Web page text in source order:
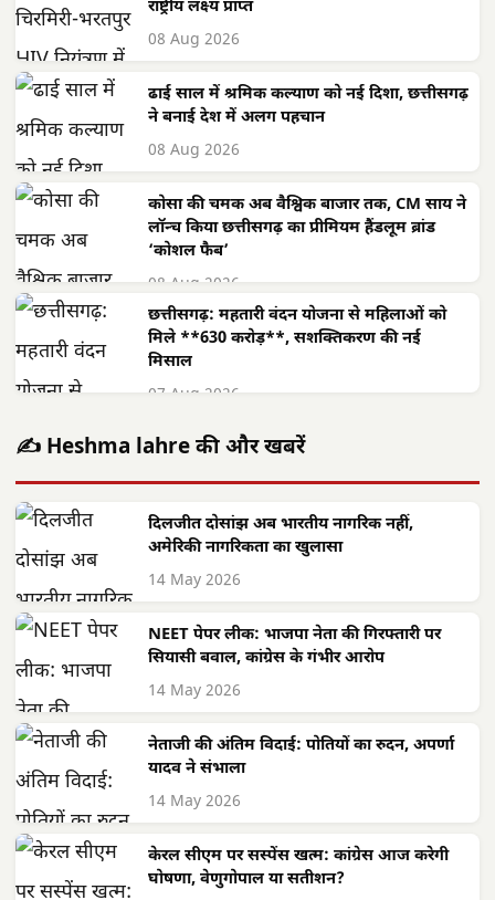
राष्ट्रीय लक्ष्य प्राप्त
08 Aug 2026
ढाई साल में श्रमिक कल्याण को नई दिशा, छत्तीसगढ़
ने बनाई देश में अलग पहचान
08 Aug 2026
कोसा की चमक अब वैश्विक बाजार तक, CM साय ने
लॉन्च किया छत्तीसगढ़ का प्रीमियम हैंडलूम ब्रांड
‘कोशल फैब’
08 Aug 2026
छत्तीसगढ़: महतारी वंदन योजना से महिलाओं को
मिले **630 करोड़**, सशक्तिकरण की नई
मिसाल
07 Aug 2026
✍️ Heshma lahre की और खबरें
दिलजीत दोसांझ अब भारतीय नागरिक नहीं,
अमेरिकी नागरिकता का खुलासा
14 May 2026
NEET पेपर लीक: भाजपा नेता की गिरफ्तारी पर
सियासी बवाल, कांग्रेस के गंभीर आरोप
14 May 2026
नेताजी की अंतिम विदाई: पोतियों का रुदन, अपर्णा
यादव ने संभाला
14 May 2026
केरल सीएम पर सस्पेंस खत्म: कांग्रेस आज करेगी
घोषणा, वेणुगोपाल या सतीशन?